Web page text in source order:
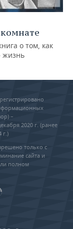
о том, как
жизнь
–
2020 г. (ранее
г.)
только с
сайта и
полном